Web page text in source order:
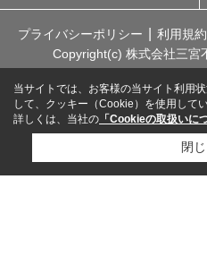
プライバシーポリシー 利用規約
Copyright(c) 株式会社三宮
当サイトでは、お客様の当サイト利用
して、クッキー（Cookie）を使用してい
詳しくは、当社の 「Cookieの取扱いに
閉